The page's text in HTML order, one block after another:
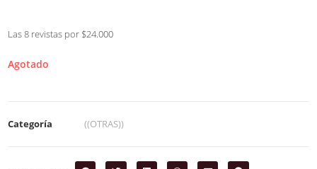
Las 8 revistas por $24.000
Agotado
Categoría ((OTRAS))